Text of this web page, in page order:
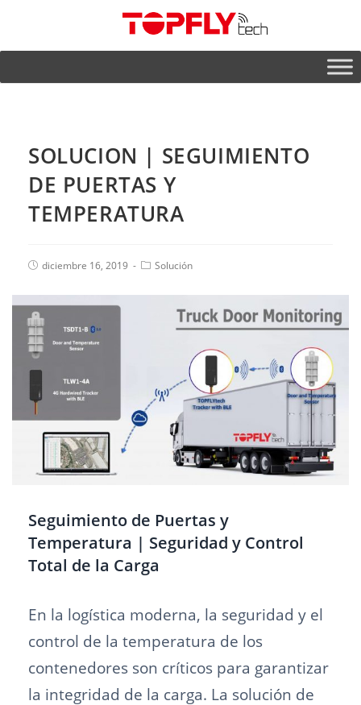
SOLUCION | SEGUIMIENTO
DE PUERTAS Y
TEMPERATURA
diciembre 16, 2019 Solución
Seguimiento de Puertas y
Temperatura | Seguridad y Control
Total de la Carga
En la logística moderna, la seguridad y el
control de la temperatura de los
contenedores son críticos para garantizar
la integridad de la carga. La solución de